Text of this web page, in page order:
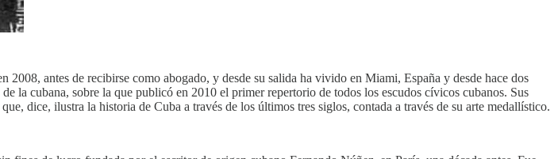
antes de recibirse como abogado, y desde su salida ha vivido en Miami, España y desde hace dos
la cubana, sobre la que publicó en 2010 el primer repertorio de todos los escudos cívicos cubanos. Sus
dice, ilustra la historia de Cuba a través de los últimos tres siglos, contada a través de su arte medallístico.